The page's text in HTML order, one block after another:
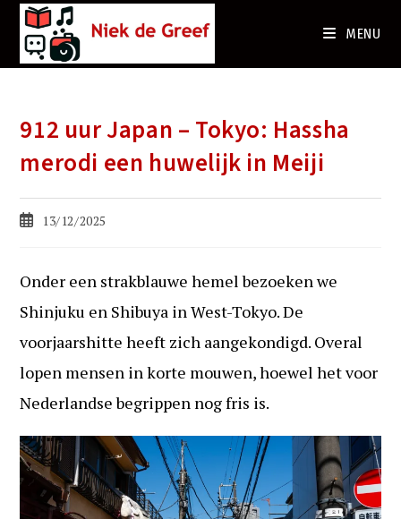
MENU
912 uur Japan – Tokyo: Hassha
merodi een huwelijk in Meiji
Bericht13/12/2025
Onder een strakblauwe hemel bezoeken we
Shinjuku en Shibuya in West-Tokyo. De
voorjaarshitte heeft zich aangekondigd. Overal
lopen mensen in korte mouwen, hoewel het voor
Nederlandse begrippen nog fris is.